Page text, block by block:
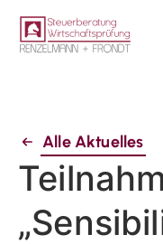
Alle Aktuelles